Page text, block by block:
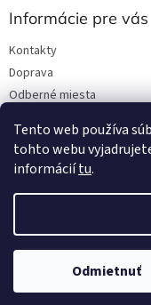
Tento web používa
tohto webu
informáciítu.
Odmietnuť
Informácie pre vás
Kontakty
Doprava
Odberné miesta
Obchodné podmienky
Copyright 2026